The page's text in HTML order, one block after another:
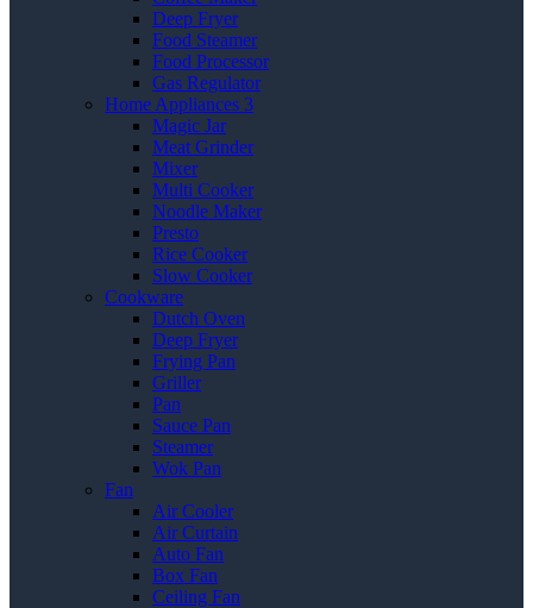
Deep Fryer
Food Steamer
Food Processor
Gas Regulator
Home Appliances 3
Magic Jar
Meat Grinder
Mixer
Multi Cooker
Noodle Maker
Presto
Rice Cooker
Slow Cooker
Cookware
Dutch Oven
Deep Fryer
Frying Pan
Griller
Pan
Sauce Pan
Steamer
Wok Pan
Fan
Air Cooler
Air Curtain
Auto Fan
Box Fan
Ceiling Fan